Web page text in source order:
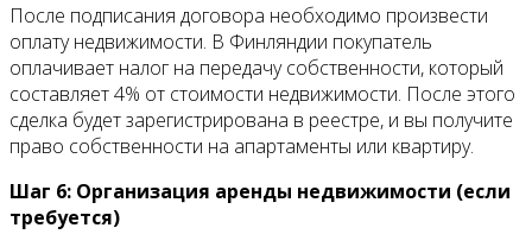
После подписания договора необходимо произвести
оплату недвижимости. В Финляндии покупатель
оплачивает налог на передачу собственности, который
составляет 4% от стоимости недвижимости. После этого
сделка будет зарегистрирована в реестре, и вы получите
право собственности на апартаменты или квартиру.
Шаг 6: Организация аренды недвижимости (если
требуется)